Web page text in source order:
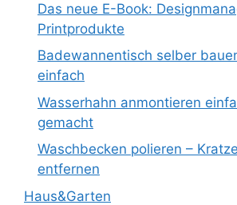
Das neue E-Book:
Printprodukte
Badewannentisch selber
einfach
Wasserhahn anmontieren
gemacht
Waschbecken polieren –
entfernen
Haus&Garten